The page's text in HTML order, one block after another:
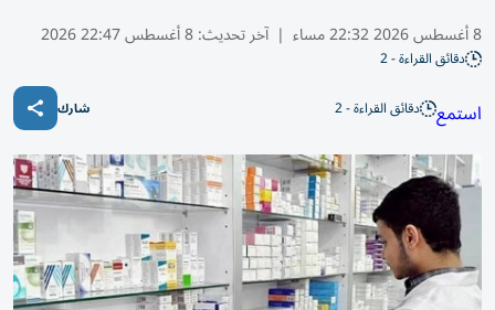
8 أغسطس 2026 22:32 مساء | آخر تحديث:8 أغسطس 22:47 2026
دقائق القراءة - 2
استمع دقائق القراءة - 2 شارك